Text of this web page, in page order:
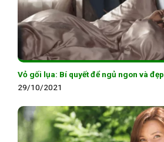
Vỏ gối lụa: Bí quyết để ngủ ngon và đẹp
29/10/2021